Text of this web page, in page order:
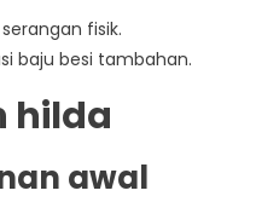
fisik.
baju besi tambahan.
hilda
awal